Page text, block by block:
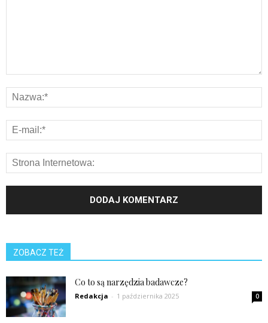
ZOBACZ TEŻ
Co to są narzędzia badawcze?
Redakcja - 1 października 2025 0